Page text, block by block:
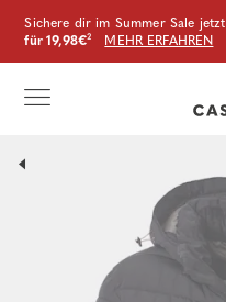
Sichere dir im Summer Sale jetzt
für 19,98€² MEHR ERFAHREN